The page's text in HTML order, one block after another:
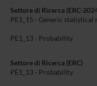
Settore di Ricerca (ERC-
PE1_15 - Generic
PE1_13 - Probability
Settore di Ricerca (ERC)
PE1_13 - Probability